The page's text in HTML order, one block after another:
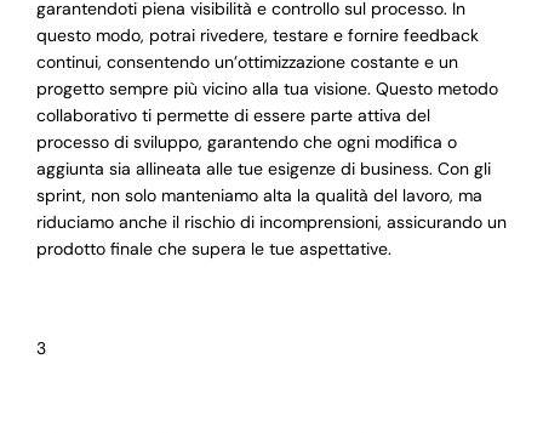
garantendoti piena visibilità e controllo sul processo. In
questo modo, potrai rivedere, testare e fornire feedback
continui, consentendo un’ottimizzazione costante e un
progetto sempre più vicino alla tua visione. Questo metodo
collaborativo ti permette di essere parte attiva del
processo di sviluppo, garantendo che ogni modifica o
aggiunta sia allineata alle tue esigenze di business. Con gli
sprint, non solo manteniamo alta la qualità del lavoro, ma
riduciamo anche il rischio di incomprensioni, assicurando un
prodotto finale che supera le tue aspettative.
3